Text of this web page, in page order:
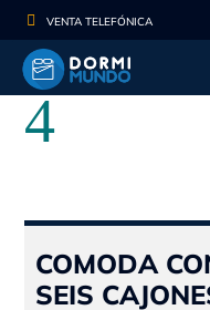
 VENTA TELEFÓNICA
COMODA
SEIS